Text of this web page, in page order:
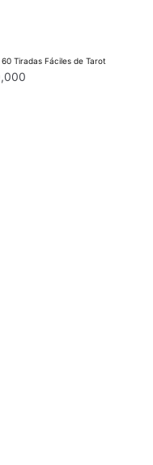
Tiradas Fáciles de Tarot